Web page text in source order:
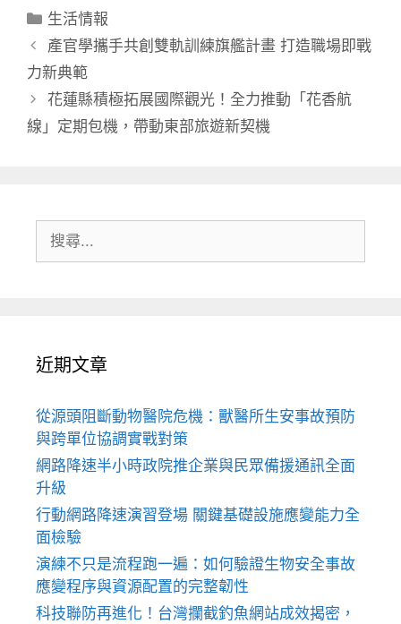
分
類
生活情報
產官學攜手共創雙軌訓練旗艦計畫 打造職場即戰
力新典範
花蓮縣積極拓展國際觀光！全力推動「花香航
線」定期包機，帶動東部旅遊新契機
尋:
近期文章
從源頭阻斷動物醫院危機：獸醫所生安事故預防
與跨單位協調實戰對策
網路降速半小時政院推企業與民眾備援通訊全面
升級
行動網路降速演習登場 關鍵基礎設施應變能力全
面檢驗
演練不只是流程跑一遍：如何驗證生物安全事故
應變程序與資源配置的完整韌性
科技聯防再進化！台灣攔截釣魚網站成效揭密，